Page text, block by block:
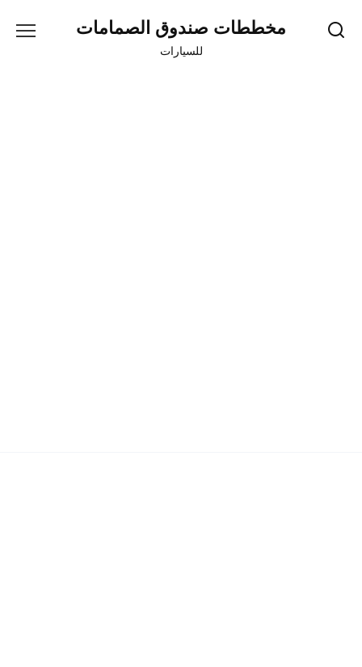
مخططات صندوق الصمامات
للسيارات